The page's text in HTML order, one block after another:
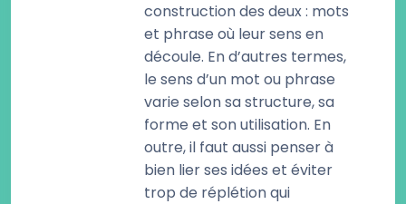
construction des deux : mots
et phrase où leur sens en
découle. En d’autres termes,
le sens d’un mot ou phrase
varie selon sa structure, sa
forme et son utilisation. En
outre, il faut aussi penser à
bien lier ses idées et éviter
trop de réplétion qui